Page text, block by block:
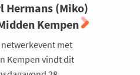
Hermans (Miko)
Kempen
met
Kempen vindt dit